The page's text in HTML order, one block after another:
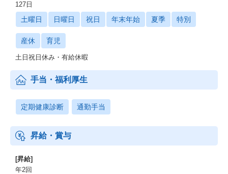
127日
土曜日 日曜日 祝日 年末年始 夏季 特別
産休 育児
土日祝日休み・有給休暇
手当・福利厚生
定期健康診断 通勤手当
昇給・賞与
[昇給]
年2回